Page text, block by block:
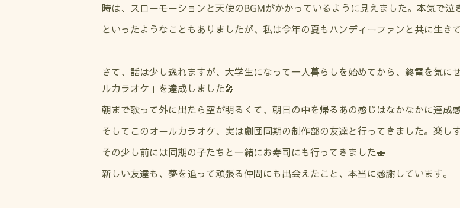
時は、スローモーションと天使のBGMがかかっているように見えました。本気で泣
といったようなこともありましたが、私は今年の夏もハンディーファンと共に生きて
さて、話は少し逸れますが、大学生になって一人暮らしを始めてから、終電を気
ルカラオケ」を達成しました🎤
朝まで歌って外に出たら空が明るくて、朝日の中を帰るあの感じはなかなかに達成
そしてこのオールカラオケ、実は劇団同期の制作部の友達と行ってきました。楽し
その少し前には同期の子たちと一緒にお寿司にも行ってきました🍣
新しい友達も、夢を追って頑張る仲間にも出会えたこと、本当に感謝しています。